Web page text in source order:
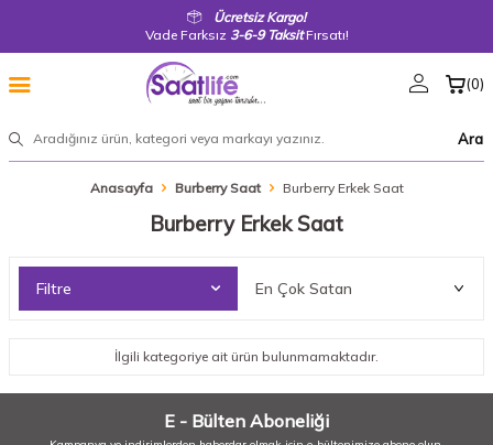
Ücretsiz Kargo!
Vade Farksız 3-6-9 TaksitFırsatı!
Ara
(0)
Anasayfa Burberry Saat Burberry Erkek Saat
Burberry Erkek Saat
Filtre
İlgili kategoriye ait ürün bulunmamaktadır.
E - Bülten Aboneliği